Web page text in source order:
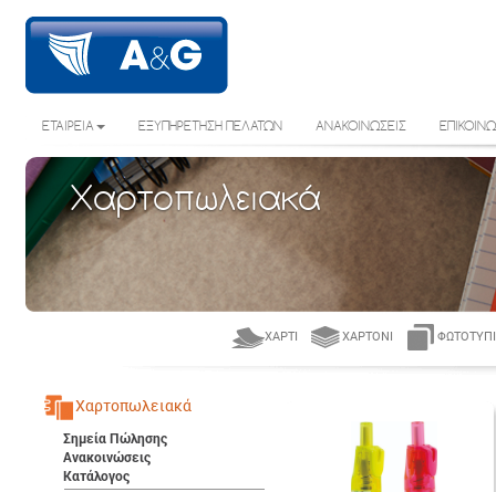
ΕΤΑΙΡΕΙΑ ΕΞΥΠΗΡΕΤΗΣΗ ΠΕΛΑΤΩΝ ΑΝΑΚΟΙΝΩΣΕΙΣ
Χαρτοπωλειακά
ΧΑΡΤΊ ΧΑΡΤΌΝΙ
Χαρτοπωλειακά
Σημεία Πώλησης
Ανακοινώσεις
Κατάλογος